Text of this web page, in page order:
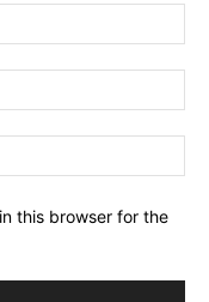
this browser for the